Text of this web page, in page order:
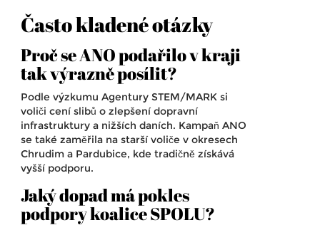
Často kladené otázky
Proč se ANO podařilo v kraji
tak výrazně posílit?
Podle výzkumu Agentury STEM/MARK si
voliči cení slibů o zlepšení dopravní
infrastruktury a nižších daních. Kampaň ANO
se také zaměřila na starší voliče v okresech
Chrudim a Pardubice, kde tradičně získává
vyšší podporu.
Jaký dopad má pokles
podpory koalice SPOLU?